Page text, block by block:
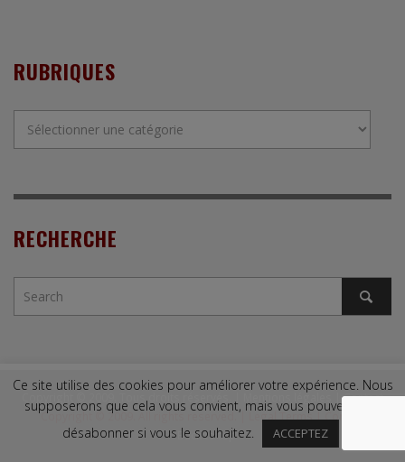
RUBRIQUES
RECHERCHE
Copyright © 2009. Tous droits réservés. | Mentions légales |Contact
Copyright © 2009. All rights reserved. |
Legal Terms
↑ Back to top
Ce site utilise des cookies pour améliorer votre expérience. Nous
supposerons que cela vous convient, mais vous pouvez vous
désabonner si vous le souhaitez.
ACCEPTEZ